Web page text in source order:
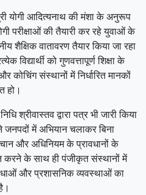
योगी आदित्यनाथ की मंशा के अनुरूप
परीक्षाओं की तैयारी कर रहे युवाओं के
शैक्षिक वातावरण तैयार किया जा रहा
विद्यार्थी को गुणवत्तापूर्ण शिक्षा के
कोचिंग संस्थानों में निर्धारित मानकों
हो।
श्रीवास्तव द्वारा पत्र भी जारी किया
जनपदों में अभियान चलाकर बिना
और अधिनियम के प्रावधानों के
करने के साथ ही पंजीकृत संस्थानों में
और प्रशासनिक व्यवस्थाओं का